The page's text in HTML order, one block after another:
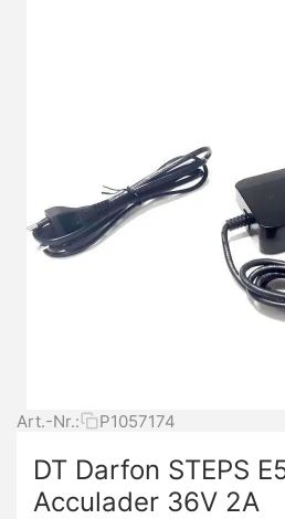
Art.-Nr.: P1057174
DT Darfon STEPS
Acculader 36V 2A